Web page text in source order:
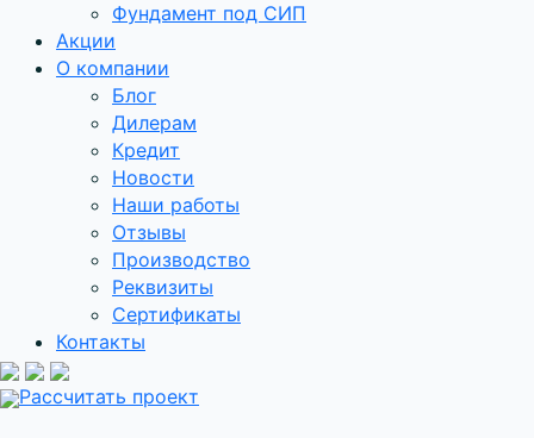
Фундамент под СИП
Акции
О компании
Блог
Дилерам
Кредит
Новости
Наши работы
Отзывы
Производство
Реквизиты
Сертификаты
Контакты
Рассчитать проект